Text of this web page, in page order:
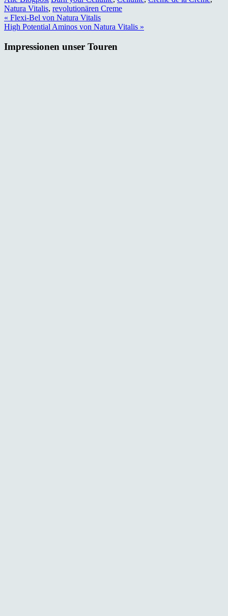
Natura Vitalis, revolutionären Creme
Beitragsnavigation
« Flexi-Bel von Natura Vitalis
High Potential Aminos von Natura Vitalis »
Impressionen unser Touren